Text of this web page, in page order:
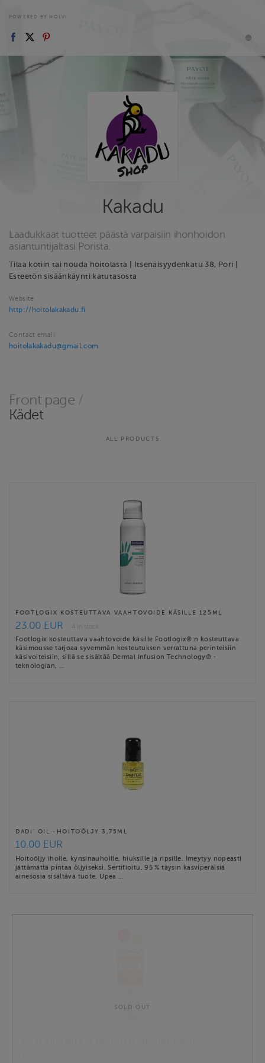
POWERED BY HOLVI
Kakadu
Laadukkaat tuotteet päästä varpaisiin ihonhoidon
asiantuntijaltasi Porista.
Tilaa kotiin tai nouda hoitolasta | Itsenäisyydenkatu 38, Pori |
Esteetön sisäänkäynti katutasosta
Website
http://hoitolakakadu.fi
Contact email
hoitolakakadu@gmail.com
Front page /
Kädet
ALL PRODUCTS
FOOTLOGIX KOSTEUTTAVA VAAHTOVOIDE KÄSILLE 125ML
23.00 EUR
4 in stock
Footlogix kosteuttava vaahtovoide käsille Footlogix®:n kosteuttava
käsimousse tarjoaa syvemmän kosteutuksen verrattuna perinteisiin
käsivoiteisiin, sillä se sisältää Dermal Infusion Technology® -
teknologian, …
DADI’ OIL -HOITOÖLJY 3,75ML
10.00 EUR
Hoitoöljy iholle, kynsinauhoille, hiuksille ja ripsille. Imeytyy nopeasti
jättämättä pintaa öljyiseksi. Sertifioitu, 95 % täysin kasviperäisiä
ainesosia sisältävä tuote. Upea …
SOLD OUT